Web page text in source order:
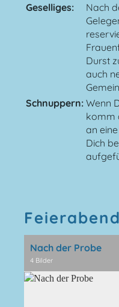
Geselliges:
Nach
Durst
auch
Schnuppern: Wenn
komm
an
Dich
Nach der Probe
4 Bilder